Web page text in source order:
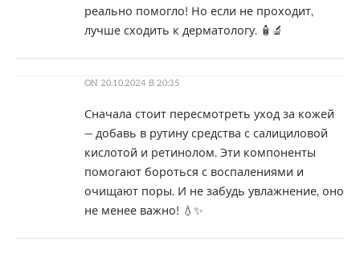
реально помогло! Но если не проходит,
лучше сходить к дерматологу. 🧴🔬
ON 20.10.2024 В 20:35
Сначала стоит пересмотреть уход за кожей
— добавь в рутину средства с салициловой
кислотой и ретинолом. Эти компоненты
помогают бороться с воспалениями и
очищают поры. И не забудь увлажнение, оно
не менее важно! 💧✨